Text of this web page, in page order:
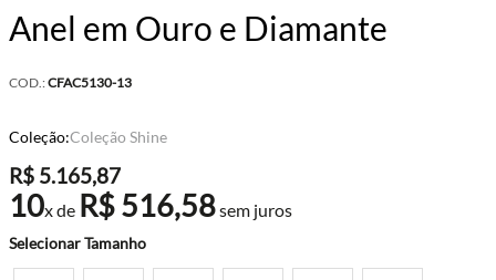
Anel em Ouro e Diamante
COD.:CFAC5130-13
Coleção:Coleção Shine
R$ 5.165,87
10x de R$516,58sem juros
Tamanho